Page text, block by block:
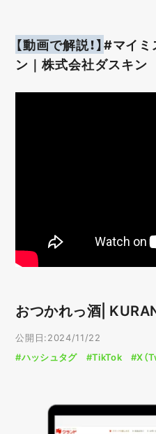
【動画で解説！】#マイミ
ン｜株式会社ダスキン
おつかれっ酒|
公開日:2024/11/22
#ハッシュタグ
#TikTok #X（